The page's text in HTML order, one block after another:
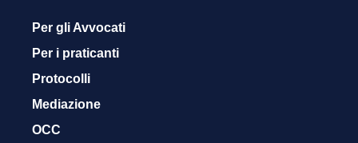
Per gli Avvocati
Per i praticanti
Protocolli
Mediazione
OCC